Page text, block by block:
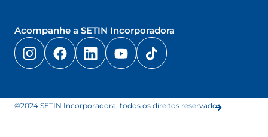
Acompanhe a SETIN Incorporadora
©2024 SETIN Incorporadora, todos os direitos reservados.